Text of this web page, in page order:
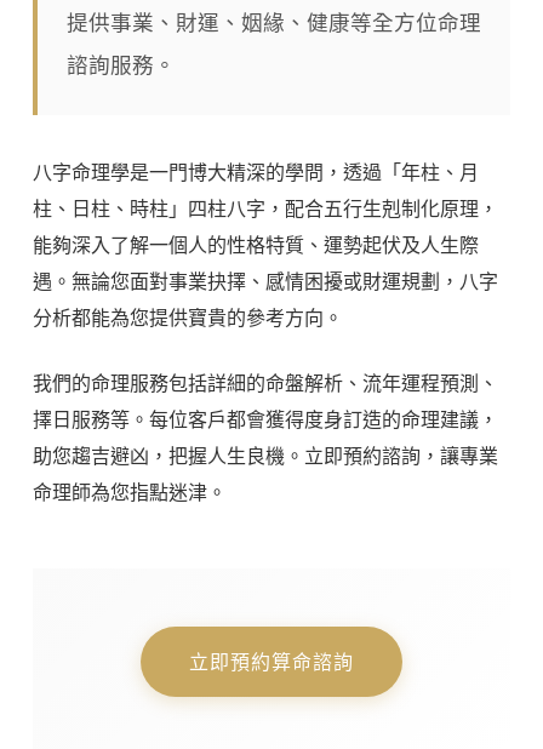
提供事業、財運、姻緣、健康等全方位命理
諮詢服務。
八字命理學是一門博大精深的學問，透過「年柱、月
柱、日柱、時柱」四柱八字，配合五行生剋制化原理，
能夠深入了解一個人的性格特質、運勢起伏及人生際
遇。無論您面對事業抉擇、感情困擾或財運規劃，八字
分析都能為您提供寶貴的參考方向。
我們的命理服務包括詳細的命盤解析、流年運程預測、
擇日服務等。每位客戶都會獲得度身訂造的命理建議，
助您趨吉避凶，把握人生良機。立即預約諮詢，讓專業
命理師為您指點迷津。
立即預約算命諮詢